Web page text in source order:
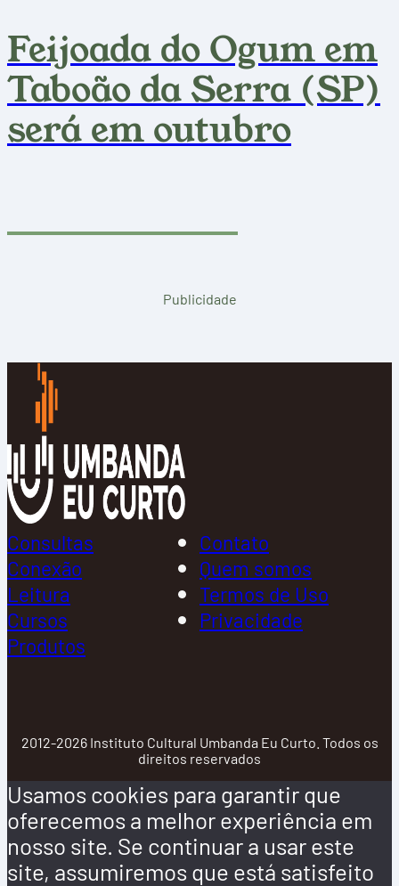
Feijoada do Ogum em
Taboão da Serra (SP)
será em outubro
Publicidade
Consultas
Conexão
Leitura
Cursos
Produtos
Contato
Quem somos
Termos de Uso
Privacidade
2012-2026 Instituto Cultural Umbanda Eu Curto. Todos os
direitos reservados
Usamos cookies para garantir que
oferecemos a melhor experiência em
nosso site. Se continuar a usar este
site, assumiremos que está satisfeito